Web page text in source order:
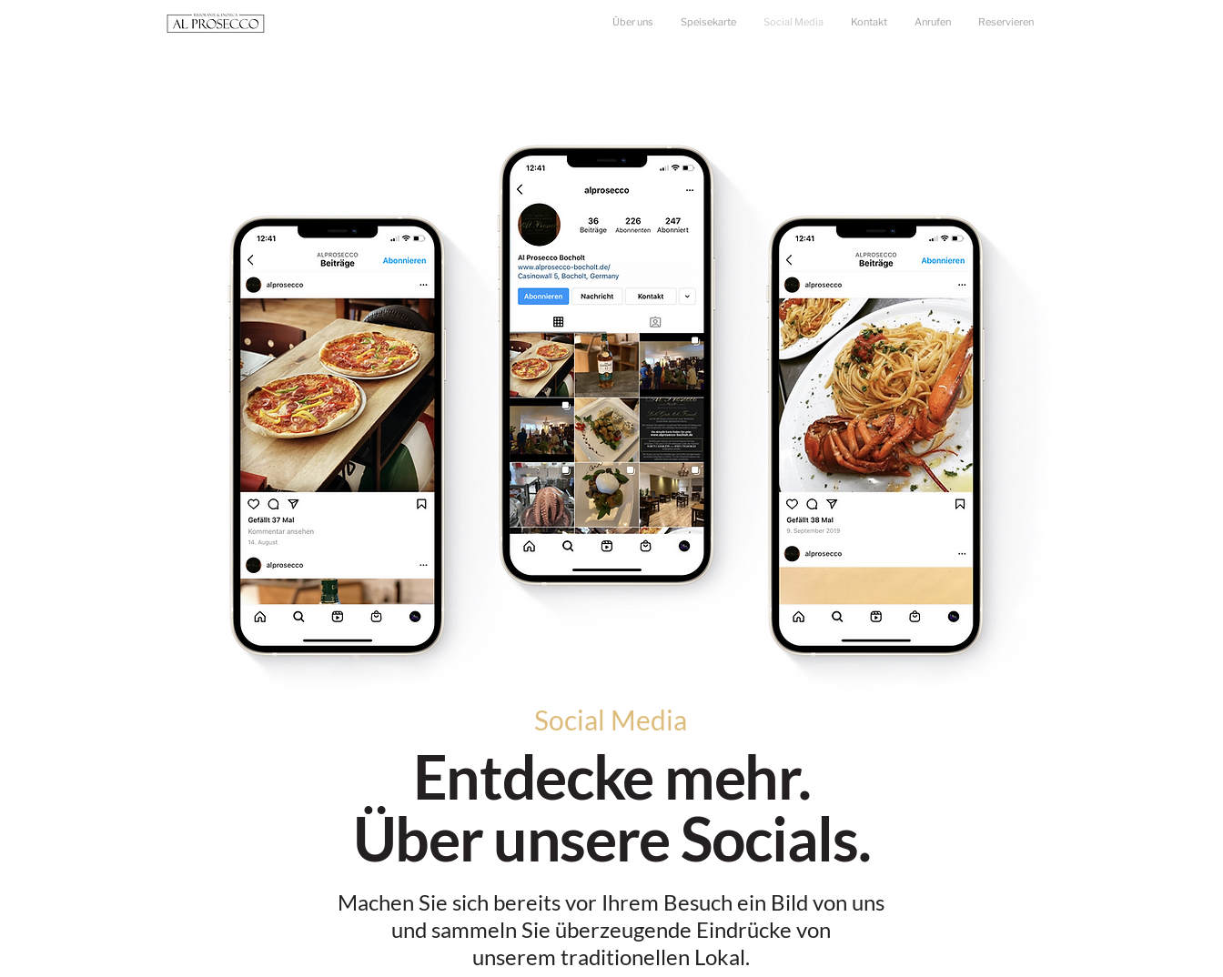
Über uns Speisekarte Social Media Kontakt Anrufen Reservieren
Social Media
Entdecke mehr.
Über unsere Socials.
Machen Sie sich bereits vor Ihrem Besuch ein Bild von uns
und sammeln Sie überzeugende Eindrücke von
unserem traditionellen Lokal.